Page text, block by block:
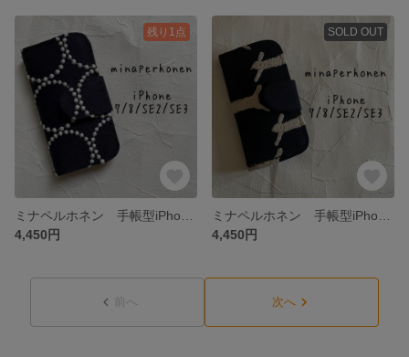
残り1点
4,450円
SOLD OUT
4,450円
前へ 次へ